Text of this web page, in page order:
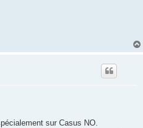
sur Casus NO.